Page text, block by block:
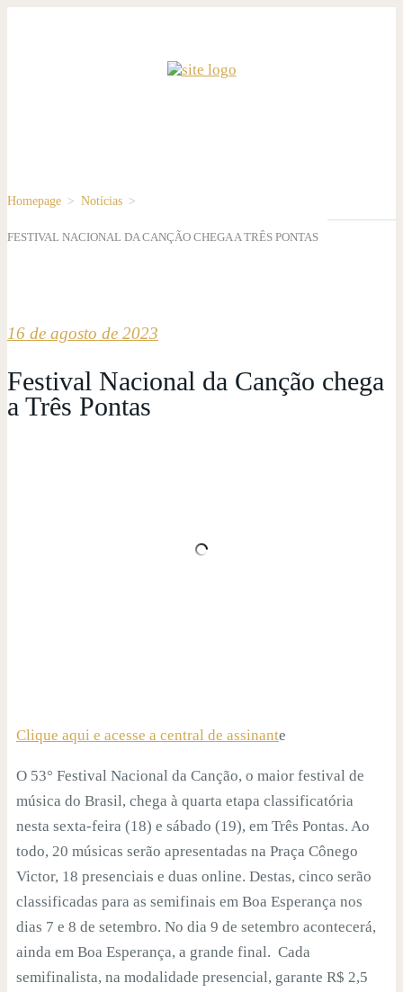
Homepage > Notícias >
FESTIVAL NACIONAL DA CANÇÃO CHEGA A TRÊS PONTAS
16 de agosto de 2023
Festival Nacional da Canção chega
a Três Pontas
Clique aqui e acesse a central de assinante
O 53° Festival Nacional da Canção, o maior festival de
música do Brasil, chega à quarta etapa classificatória
nesta sexta-feira (18) e sábado (19), em Três Pontas. Ao
todo, 20 músicas serão apresentadas na Praça Cônego
Victor, 18 presenciais e duas online. Destas, cinco serão
classificadas para as semifinais em Boa Esperança nos
dias 7 e 8 de setembro. No dia 9 de setembro acontecerá,
ainda em Boa Esperança, a grande final. Cada
semifinalista, na modalidade presencial, garante R$ 2,5